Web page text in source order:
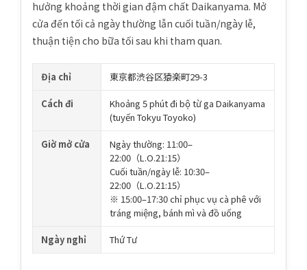
hưởng khoảng thời gian đậm chất Daikanyama. Mở
cửa đến tối cả ngày thường lẫn cuối tuần/ngày lễ,
thuận tiện cho bữa tối sau khi tham quan.
Địa chỉ 東京都渋谷区猿楽町29-3
Cách đi
Khoảng 5 phút đi bộ từ ga Daikanyama
(tuyến Tokyu Toyoko)
Giờ mở cửa
Ngày thường: 11:00–
22:00（L.O.21:15）
Cuối tuần/ngày lễ: 10:30–
22:00（L.O.21:15）
※ 15:00–17:30 chỉ phục vụ cà phê với
tráng miệng, bánh mì và đồ uống
Ngày nghỉ Thứ Tư